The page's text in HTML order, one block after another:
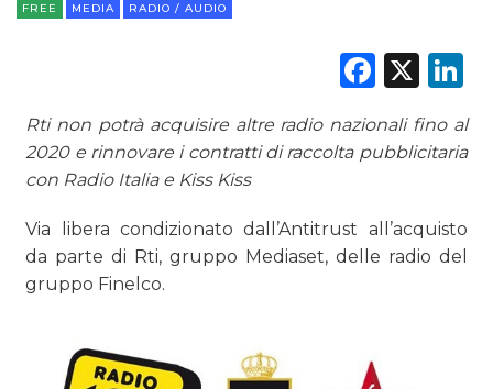
PREVISIONI/SCENARI
TREND
OPINIONI
FREE MEDIA RADIO / AUDIO
X
Rti non potrà acquisire altre radio nazionali fino al
2020 e rinnovare i contratti di raccolta pubblicitaria
con Radio Italia e Kiss Kiss
Via libera condizionato dall’Antitrust all’acquisto
da parte di Rti, gruppo Mediaset, delle radio del
gruppo Finelco.